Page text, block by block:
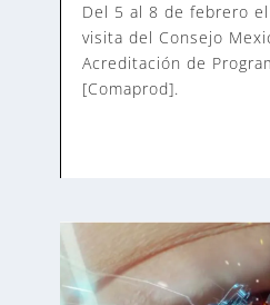
Del 5 al 8 de febrero
visita del Consejo
Acreditación de
[Comaprod].